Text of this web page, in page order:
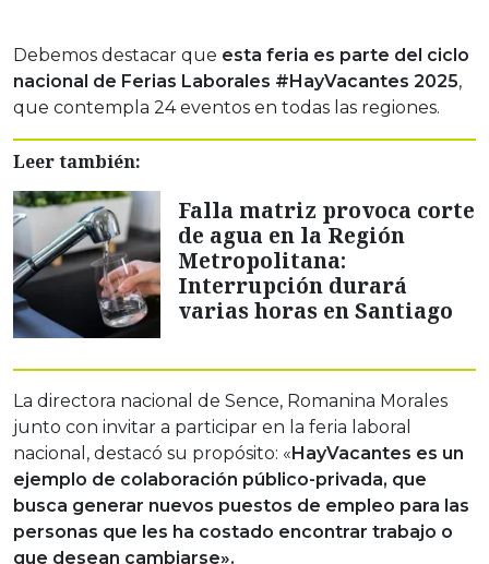
Debemos destacar que esta feria es parte del ciclo
nacional de Ferias Laborales #HayVacantes 2025,
que contempla 24 eventos en todas las regiones.
Leer también:
Falla matriz provoca corte
de agua en la Región
Metropolitana:
Interrupción durará
varias horas en Santiago
La directora nacional de Sence, Romanina Morales
junto con invitar a participar en la feria laboral
nacional, destacó su propósito: « HayVacantes es un
ejemplo de colaboración público-privada, que
busca generar nuevos puestos de empleo para las
personas que les ha costado encontrar trabajo o
que desean cambiarse».